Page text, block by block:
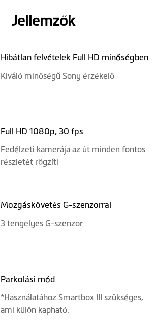
Jellemzők
Hibátlan felvételek Full HD minőségben
Kiváló minőségű Sony érzékelő
Full HD 1080p, 30 fps
Fedélzeti kamerája az út minden fontos
részletét rögzíti
Mozgáskövetés G-szenzorral
3 tengelyes G-szenzor
Parkolási mód
*Használatához Smartbox III szükséges,
ami külön kapható.